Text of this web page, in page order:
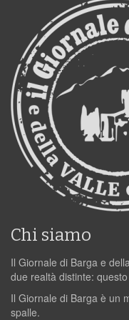
Chi siamo
Il Giornale di Barga e
due realtà distinte:
Il Giornale di Barga è un
spalle.